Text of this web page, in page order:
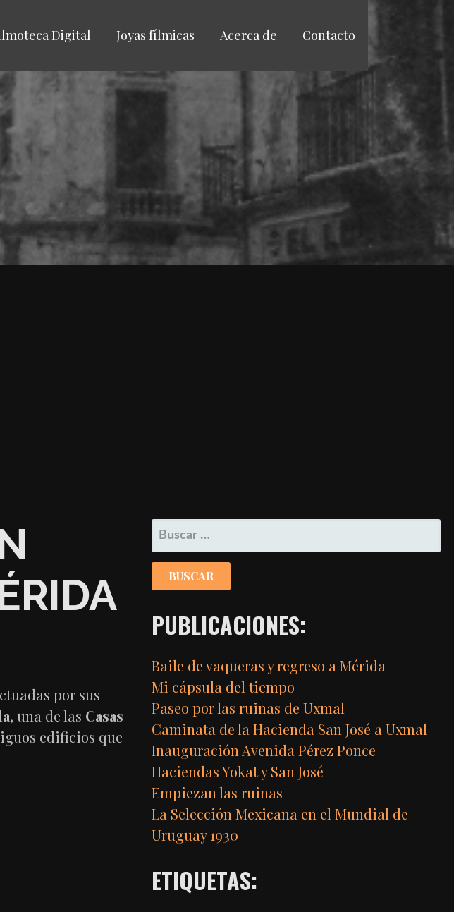
Digital Joyas fílmicas Acerca de Contacto
por sus
, una de las Casas
edificios que
BUSCAR:
PUBLICACIONES:
Baile de vaqueras y regreso a Mérida
Mi cápsula del tiempo
Paseo por las ruinas de Uxmal
Caminata de la Hacienda San José a Uxmal
Inauguración Avenida Pérez Ponce
Haciendas Yokat y San José
Empiezan las ruinas
La Selección Mexicana en el Mundial de
Uruguay 1930
ETIQUETAS: